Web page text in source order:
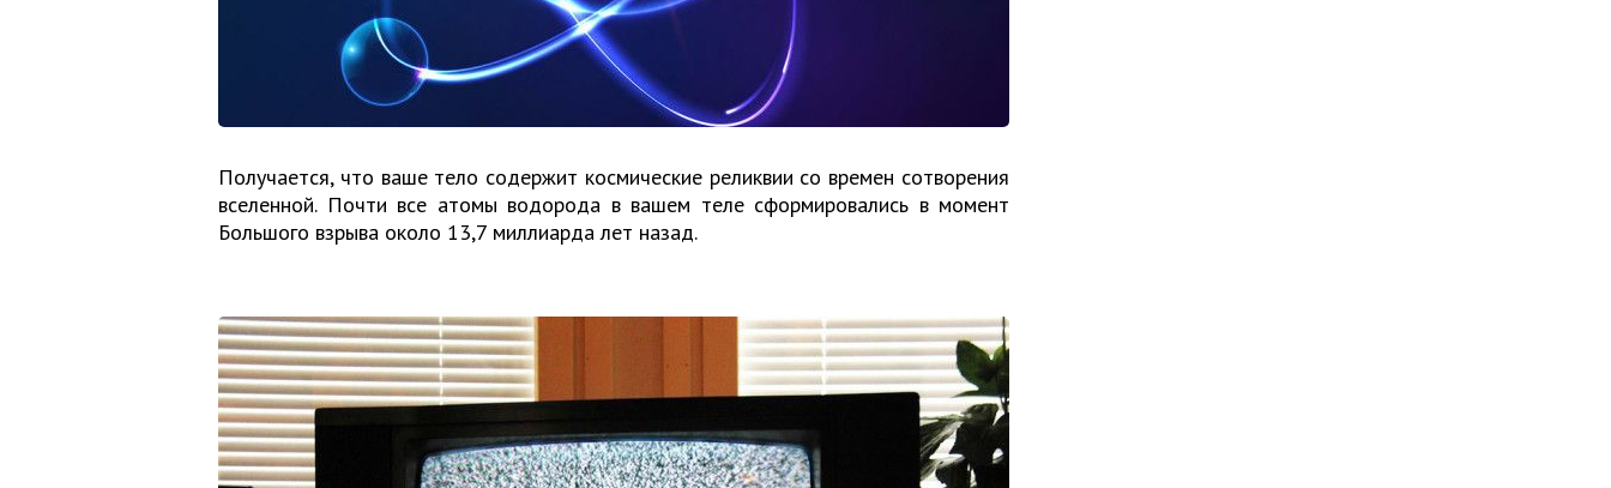
Получается, что ваше тело содержит космические реликвии со времен сотворения
вселенной. Почти все атомы водорода в вашем теле сформировались в момент
Большого взрыва около 13,7 миллиарда лет назад.